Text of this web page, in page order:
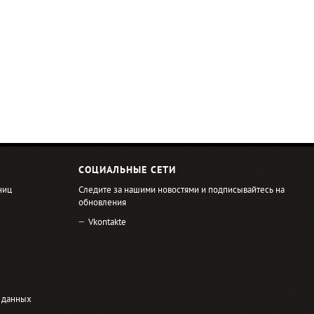
данных
СОЦИАЛЬНЫЕ СЕТИ
Следите за нашими новостями и подписывайтесь на
обновления
Vkontakte